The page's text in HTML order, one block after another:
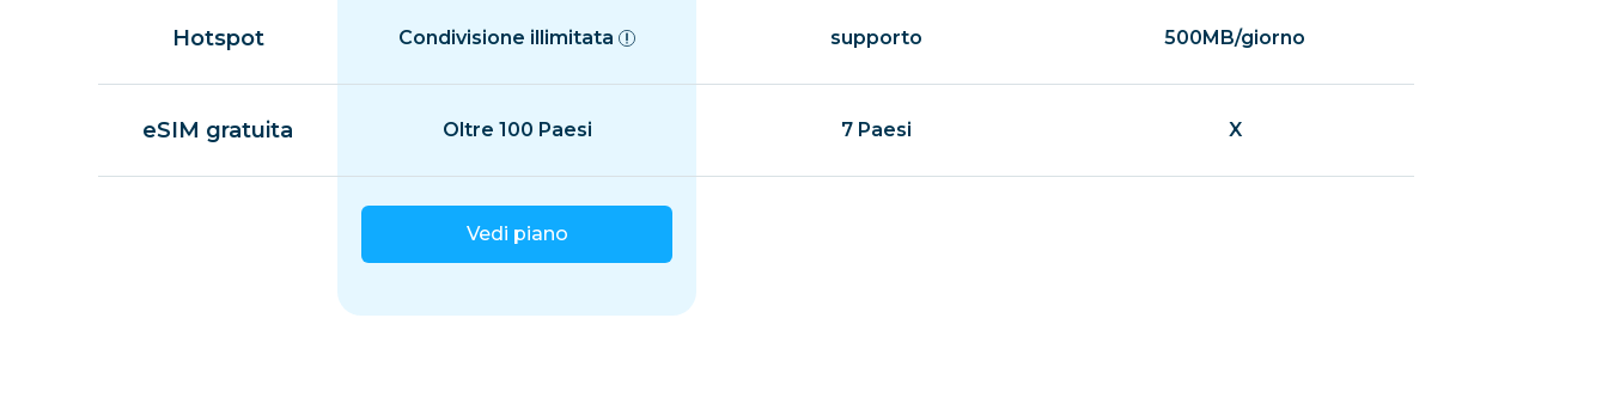
Hotspot Condivisione illimitata supporto 500MB/giorno
eSIM gratuita Oltre 100 Paesi 7 Paesi X
Vedi piano